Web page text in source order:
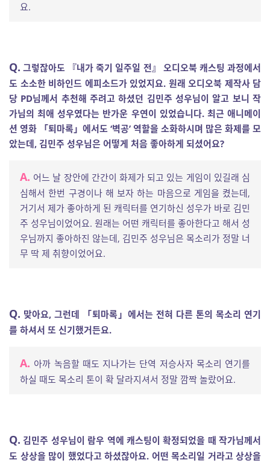
요.
Q. 그렇잖아도 『내가 죽기 일주일 전』 오디오북 캐스팅 과정에서
도 소소한 비하인드 에피소드가 있었지요. 원래 오디오북 제작사 담
당 PD님께서 추천해 주려고 하셨던 김민주 성우님이 알고 보니 작
가님의 최애 성우였다는 반가운 우연이 있었습니다. 최근 애니메이
션 영화 「퇴마록」에서도 ‘벽공’ 역할을 소화하시며 많은 화제를 모
았는데, 김민주 성우님은 어떻게 처음 좋아하게 되셨어요?
A. 어느 날 장안에 간간이 화제가 되고 있는 게임이 있길래 심
심해서 한번 구경이나 해 보자 하는 마음으로 게임을 켰는데,
거기서 제가 좋아하게 된 캐릭터를 연기하신 성우가 바로 김민
주 성우님이었어요. 원래는 어떤 캐릭터를 좋아한다고 해서 성
우님까지 좋아하진 않는데, 김민주 성우님은 목소리가 정말 너
무 딱 제 취향이었어요.
Q. 맞아요, 그런데 「퇴마록」에서는 전혀 다른 톤의 목소리 연기
를 하셔서 또 신기했거든요.
A. 아까 녹음할 때도 지나가는 단역 저승사자 목소리 연기를
하실 때도 목소리 톤이 확 달라지셔서 정말 깜짝 놀랐어요.
Q. 김민주 성우님이 람우 역에 캐스팅이 확정되었을 때 작가님께서
도 상상을 많이 했었다고 하셨잖아요. 어떤 목소리일 거라고 상상을